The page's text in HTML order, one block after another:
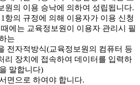
원의 이용 승낙에 의하여 성립됩니다.
항의 규정에 의해 이용자가 이용 신청
에는 교육정보원이 이용자 관리시 필
는
전자적방식(교육정보원의 컴퓨터 등
리 장치에 접속하여 데이터를 입력하
말합니다)
면으로 하여야 합니다.